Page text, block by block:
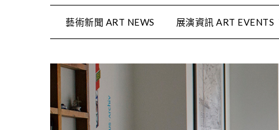
藝術新聞 ART NEWS 展演資訊 ART EVENTS